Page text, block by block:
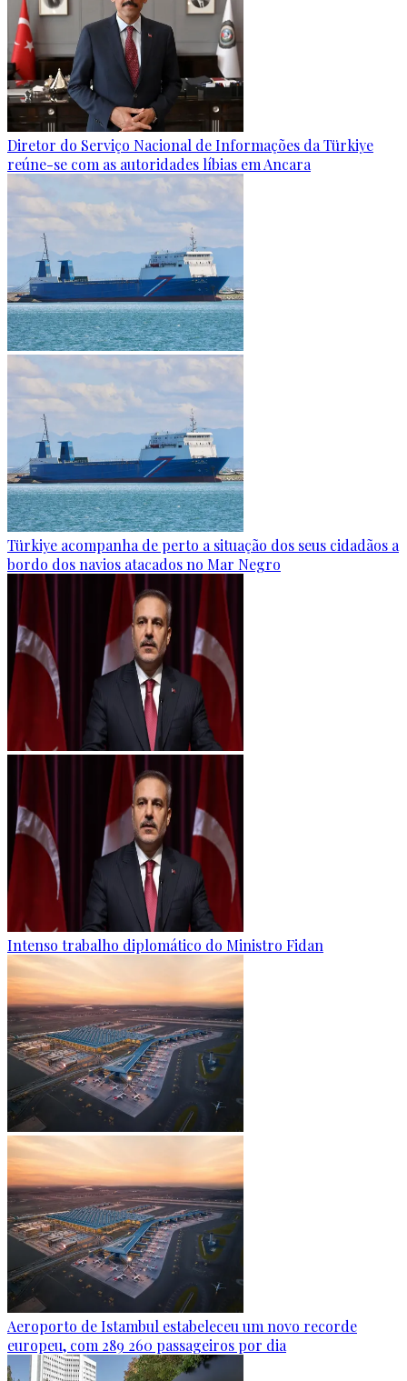
Diretor do Serviço Nacional de Informações da Türkiye
reúne-se com as autoridades líbias em Ancara
Türkiye acompanha de perto a situação dos seus cidadãos a
bordo dos navios atacados no Mar Negro
Intenso trabalho diplomático do Ministro Fidan
Aeroporto de Istambul estabeleceu um novo recorde
europeu, com 289 260 passageiros por dia